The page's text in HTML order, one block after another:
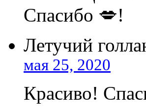
Спасибо 💋!
Летучий
мая 25, 2020
Красиво!